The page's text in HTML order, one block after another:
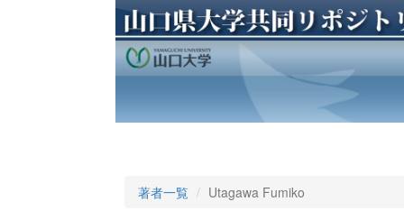
著者一覧 Utagawa Fumiko